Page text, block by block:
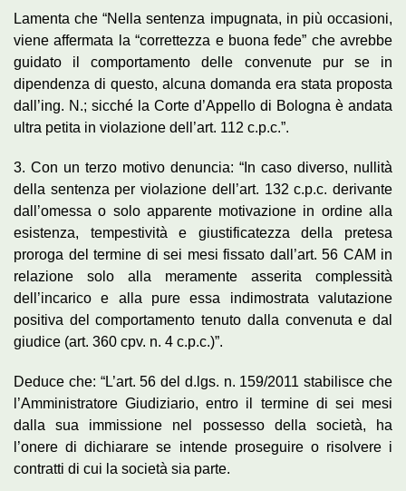
Lamenta che “Nella sentenza impugnata, in più occasioni,
viene affermata la “correttezza e buona fede” che avrebbe
guidato il comportamento delle convenute pur se in
dipendenza di questo, alcuna domanda era stata proposta
dall’ing. N.; sicché la Corte d’Appello di Bologna è andata
ultra petita in violazione dell’art. 112 c.p.c.”.
3. Con un terzo motivo denuncia: “In caso diverso, nullità
della sentenza per violazione dell’art. 132 c.p.c. derivante
dall’omessa o solo apparente motivazione in ordine alla
esistenza, tempestività e giustificatezza della pretesa
proroga del termine di sei mesi fissato dall’art. 56 CAM in
relazione solo alla meramente asserita complessità
dell’incarico e alla pure essa indimostrata valutazione
positiva del comportamento tenuto dalla convenuta e dal
giudice (art. 360 cpv. n. 4 c.p.c.)”.
Deduce che: “L’art. 56 del d.lgs. n. 159/2011 stabilisce che
l’Amministratore Giudiziario, entro il termine di sei mesi
dalla sua immissione nel possesso della società, ha
l’onere di dichiarare se intende proseguire o risolvere i
contratti di cui la società sia parte.